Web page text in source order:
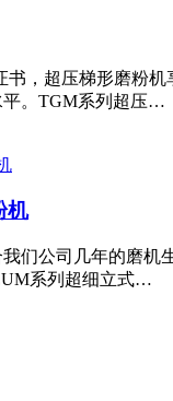
书，超压梯形磨粉
平。TGM系列超压…
机
们公司几年的磨机
系列超细立式…